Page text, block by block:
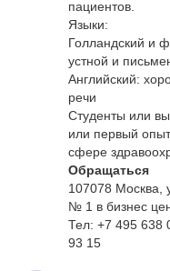
пациентов.
Языки:
Голландский и
устной и
Английский:
речи
Студенты или
или первый
сфере
Обращаться
107078 Москва,
№ 1 в бизнес
Тел: +7 495 638
93 15